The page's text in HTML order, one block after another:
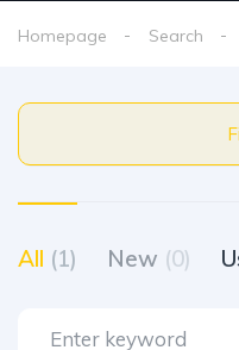
Homepage Search
All (1) New (0)